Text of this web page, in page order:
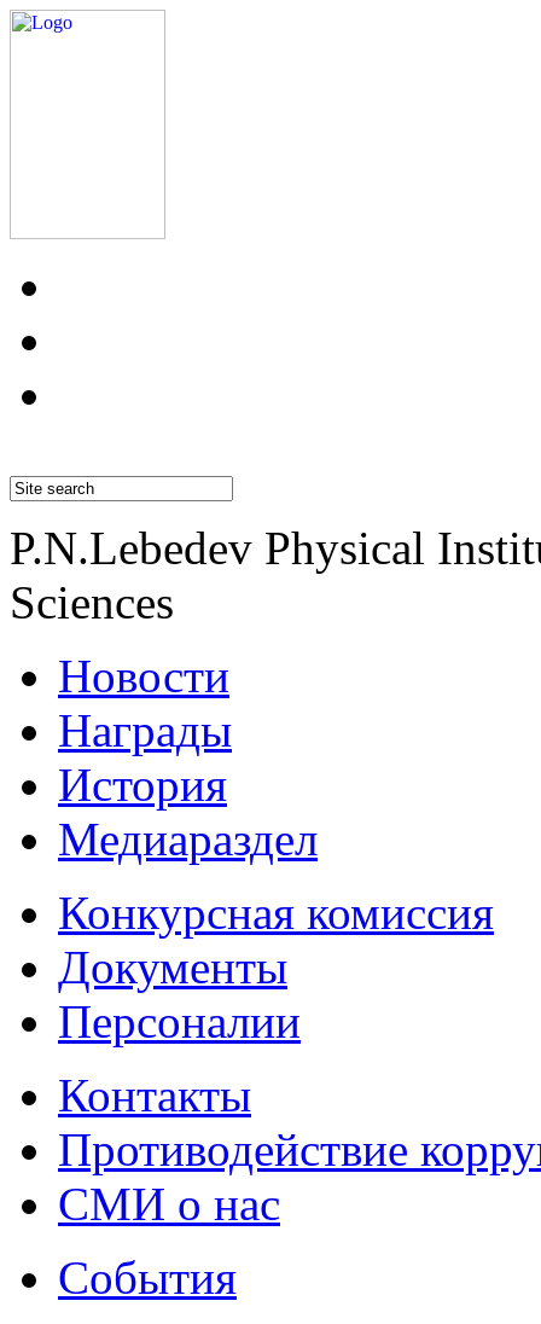
P.N.Lebedev Physical
Sciences
Новости
Награды
История
Медиараздел
Конкурсная комиссия
Документы
Персоналии
Контакты
Противодействие
СМИ о нас
События